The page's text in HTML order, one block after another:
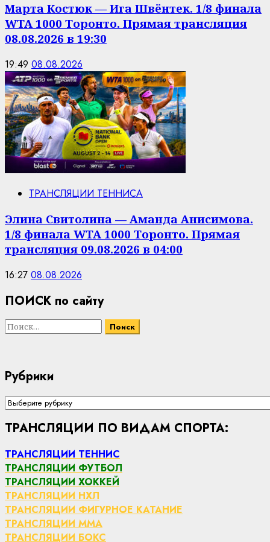
Марта Костюк — Ига Швёнтек. 1/8 финала
WTA 1000 Торонто. Прямая трансляция
08.08.2026 в 19:30
19:49 08.08.2026
ТРАНСЛЯЦИИ ТЕННИСА
Элина Свитолина — Аманда Анисимова.
1/8 финала WTA 1000 Торонто. Прямая
трансляция 09.08.2026 в 04:00
16:27 08.08.2026
ПОИСК по сайту
Найти:
Рубрики
Рубрики
ТРАНСЛЯЦИИ ПО ВИДАМ СПОРТА:
ТРАНСЛЯЦИИ ТЕННИС
ТРАНСЛЯЦИИ ФУТБОЛ
ТРАНСЛЯЦИИ ХОККЕЙ
ТРАНСЛЯЦИИ НХЛ
ТРАНСЛЯЦИИ ФИГУРНОЕ КАТАНИЕ
ТРАНСЛЯЦИИ ММА
ТРАНСЛЯЦИИ БОКС